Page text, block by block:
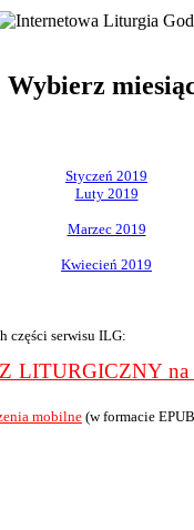
Wybierz
Styczeń 2019
Luty 2019
Marzec 2019
Kwiecień 2019
części serwisu ILG:
LITURGICZNY na
mobilne (w formacie